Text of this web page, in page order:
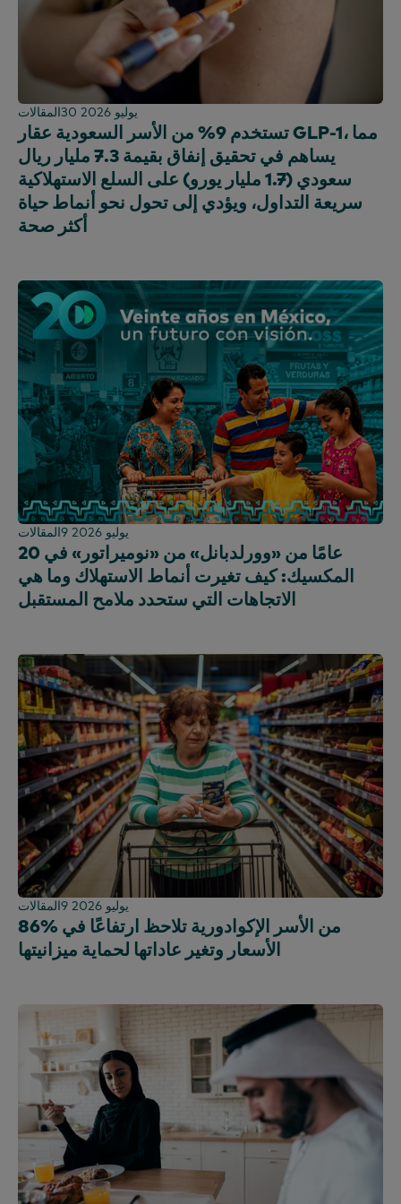
المقالات 30 يوليو 2026
تستخدم 9% من الأسر السعودية عقار GLP-1، مما
يساهم في تحقيق إنفاق بقيمة 7.3 مليار ريال
سعودي (1.7 مليار يورو) على السلع الاستهلاكية
سريعة التداول، ويؤدي إلى تحول نحو أنماط حياة
أكثر صحة
المقالات 9 يوليو 2026
20 عامًا من «وورلدبانل» من «نوميراتور» في
المكسيك: كيف تغيرت أنماط الاستهلاك وما هي
الاتجاهات التي ستحدد ملامح المستقبل
المقالات 9 يوليو 2026
86% من الأسر الإكوادورية تلاحظ ارتفاعًا في
الأسعار وتغير عاداتها لحماية ميزانيتها